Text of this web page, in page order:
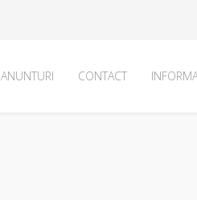
ANUNTURI CONTACT